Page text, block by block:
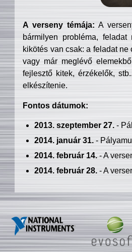
A verseny témája: A
bármilyen probléma, feladat
kikötés van csak: a feladat
vagy már meglévő
fejlesztő kitek, érzékelők,
elkészítenie.
Fontos dátumok:
2013. szeptember 27.-
2014. január 31.-
2014. február 14.- A
2014. február 28.- A